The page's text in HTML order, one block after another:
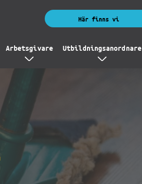
Här finns vi
Arbetsgivare Utbildningsanordnare